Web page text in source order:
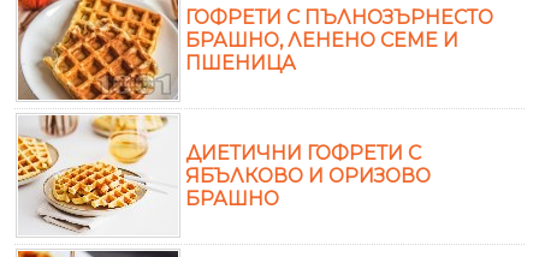
ГОФРЕТИ С ПЪЛНОЗЪРНЕСТО
БРАШНО, ЛЕНЕНО СЕМЕ И
ПШЕНИЦА
ДИЕТИЧНИ ГОФРЕТИ С
ЯБЪЛКОВО И ОРИЗОВО
БРАШНО